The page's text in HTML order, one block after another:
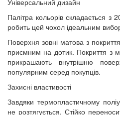
Універсальний дизайн
Палітра кольорів складається з
робить цей чохол ідеальним
Поверхня зовні матова з
приємним на дотик. Покриття з
прикрашають внутрішню
популярним серед покупців.
Захисні властивості
Завдяки термопластичному
не розтягується. Стійко